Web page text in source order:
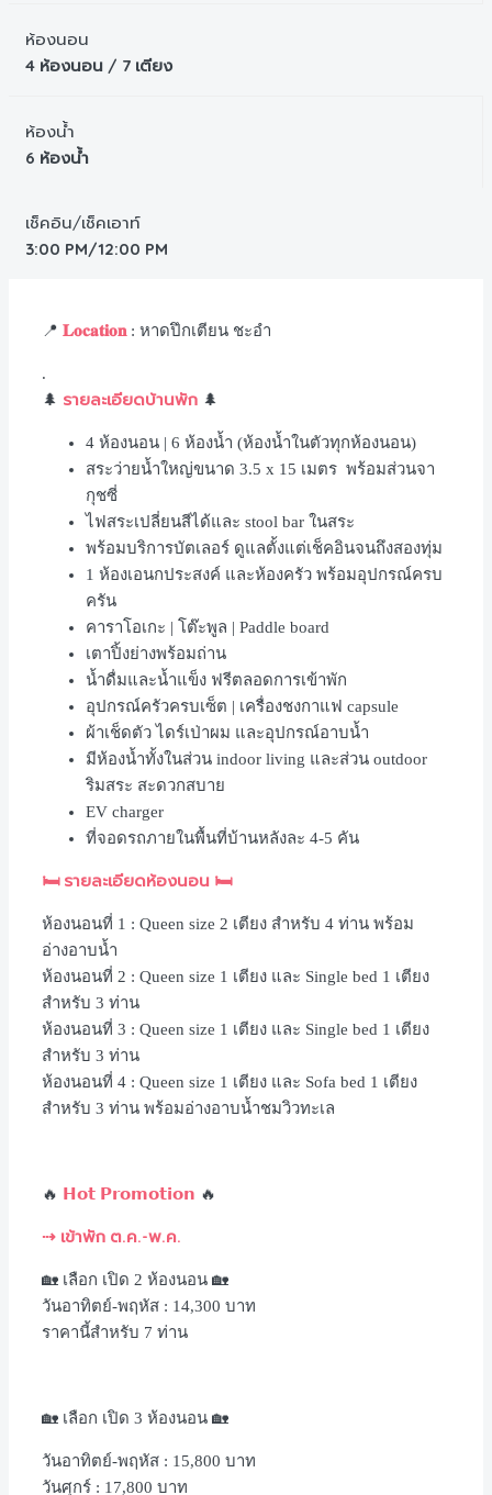
ห้องนอน
4 ห้องนอน / 7 เตียง
ห้องน้ำ
6 ห้องน้ำ
เช็คอิน/เช็คเอาท์
3:00 PM/12:00 PM
📍 𝐋𝐨𝐜𝐚𝐭𝐢𝐨𝐧 : หาดปึกเตียน ชะอำ
.
🌲 รายละเอียดบ้านพัก 🌲
4 ห้องนอน | 6 ห้องน้ำ (ห้องน้ำในตัวทุกห้องนอน)
สระว่ายน้ำใหญ่ขนาด 3.5 x 15 เมตร พร้อมส่วนจา
กุชซี่
ไฟสระเปลี่ยนสีได้และ stool bar ในสระ
พร้อมบริการบัตเลอร์ ดูแลตั้งแต่เช็คอินจนถึงสองทุ่ม
1 ห้องเอนกประสงค์ และห้องครัว พร้อมอุปกรณ์ครบ
ครัน
คาราโอเกะ | โต๊ะพูล | Paddle board
เตาปิ้งย่างพร้อมถ่าน
น้ำดื่มและน้ำแข็ง ฟรีตลอดการเข้าพัก
อุปกรณ์ครัวครบเซ็ต | เครื่องชงกาแฟ capsule
ผ้าเช็ดตัว ไดร์เป่าผม และอุปกรณ์อาบน้ำ
มีห้องน้ำทั้งในส่วน indoor living และส่วน outdoor
ริมสระ สะดวกสบาย
EV charger
ที่จอดรถภายในพื้นที่บ้านหลังละ 4-5 คัน
🛏 รายละเอียดห้องนอน 🛏
ห้องนอนที่ 1 : Queen size 2 เตียง สำหรับ 4 ท่าน พร้อม
อ่างอาบน้ำ
ห้องนอนที่ 2 : Queen size 1 เตียง และ Single bed 1 เตียง
สำหรับ 3 ท่าน
ห้องนอนที่ 3 : Queen size 1 เตียง และ Single bed 1 เตียง
สำหรับ 3 ท่าน
ห้องนอนที่ 4 : Queen size 1 เตียง และ Sofa bed 1 เตียง
สำหรับ 3 ท่าน พร้อมอ่างอาบน้ำชมวิวทะเล
🔥 𝗛𝗼𝘁 𝗣𝗿𝗼𝗺𝗼𝘁𝗶𝗼𝗻 🔥
⇢ เข้าพัก ต.ค.-พ.ค.
🏡 เลือก เปิด 2 ห้องนอน 🏡
วันอาทิตย์-พฤหัส : 14,300 บาท
ราคานี้สำหรับ 7 ท่าน
🏡 เลือก เปิด 3 ห้องนอน 🏡
วันอาทิตย์-พฤหัส : 15,800 บาท
วันศุกร์ : 17,800 บาท